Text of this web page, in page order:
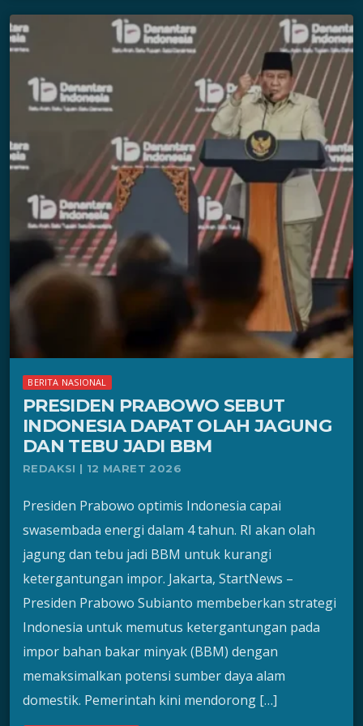
BERITA NASIONAL
PRESIDEN PRABOWO SEBUT
INDONESIA DAPAT OLAH JAGUNG
DAN TEBU JADI BBM
REDAKSI | 12 MARET 2026
Presiden Prabowo optimis Indonesia capai
swasembada energi dalam 4 tahun. RI akan olah
jagung dan tebu jadi BBM untuk kurangi
ketergantungan impor. Jakarta, StartNews –
Presiden Prabowo Subianto membeberkan strategi
Indonesia untuk memutus ketergantungan pada
impor bahan bakar minyak (BBM) dengan
memaksimalkan potensi sumber daya alam
domestik. Pemerintah kini mendorong […]